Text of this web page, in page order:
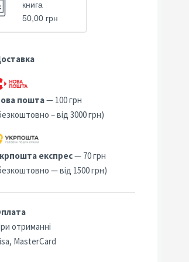
книга
50,00 грн
пошта— 100 грн
– від 3000 грн)
експрес— 70 грн
— від 1500 грн)
отриманні
MasterCard